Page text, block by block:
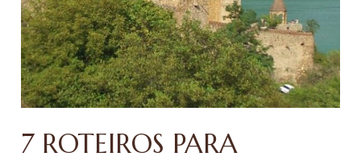
7 ROTEIROS PARA